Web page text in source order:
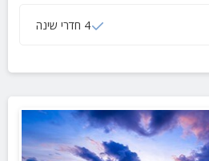
4 חדרי שינה